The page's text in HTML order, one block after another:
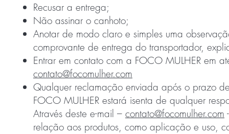
Recusar a entrega;
Não assinar o canhoto;
Anotar de modo claro e simples uma
comprovante de entrega do transportador,
Entrar em contato com a FOCO MULHER em
contato@focomulher.com
Qualquer reclamação enviada após o prazo
FOCO MULHER estará isenta de qualquer
Através deste e-mail – contato@focomulher.com
relação aos produtos, como aplicação e uso,